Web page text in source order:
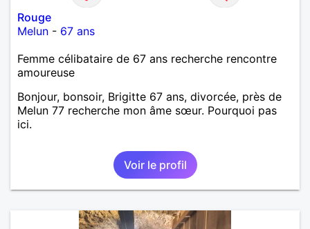
Rouge
Melun - 67 ans
Femme célibataire de 67 ans recherche rencontre
amoureuse
Bonjour, bonsoir, Brigitte 67 ans, divorcée, près de
Melun 77 recherche mon âme sœur. Pourquoi pas
ici.
Voir le profil